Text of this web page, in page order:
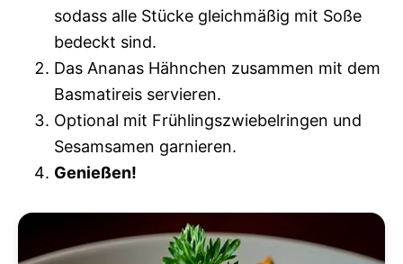
sodass alle Stücke gleichmäßig mit Soße
bedeckt sind.
Das Ananas Hähnchen zusammen mit dem
Basmatireis servieren.
Optional mit Frühlingszwiebelringen und
Sesamsamen garnieren.
Genießen!